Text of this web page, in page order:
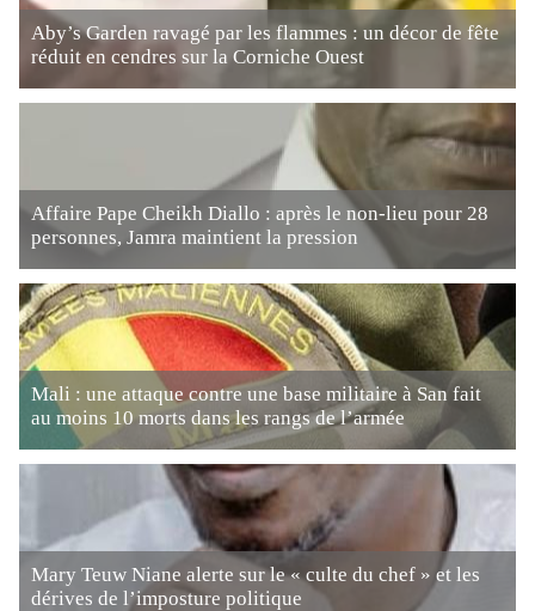
Aby’s Garden ravagé par les flammes : un décor de fête
réduit en cendres sur la Corniche Ouest
Affaire Pape Cheikh Diallo : après le non-lieu pour 28
personnes, Jamra maintient la pression
Mali : une attaque contre une base militaire à San fait
au moins 10 morts dans les rangs de l’armée
Mary Teuw Niane alerte sur le « culte du chef » et les
dérives de l’imposture politique